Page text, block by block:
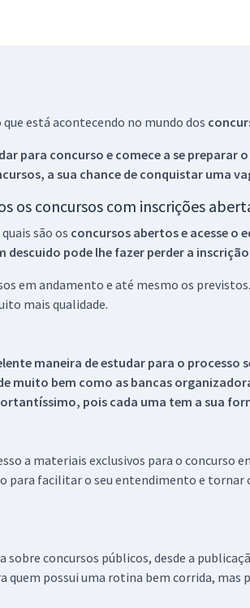
está acontecendo no mundo dos
para concurso e comece a se preparar
a sua chance de conquistar uma
os concursos com inscrições
são os concursos abertos e acesse o
pode lhe fazer perder a
em andamento e até mesmo os
mais qualidade.
maneira de estudar para o
muito bem como as bancas
pois cada uma tem a sua
a materiais exclusivos para o
para facilitar o seu entendimento e
sobre concursos públicos, desde a
quem possui uma rotina bem corrida,